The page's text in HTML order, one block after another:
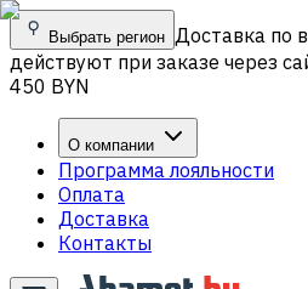
Выбрать регион Доставка по
действуют при заказе через
450 BYN
О компании
Программа лояльности
Оплата
Доставка
Контакты